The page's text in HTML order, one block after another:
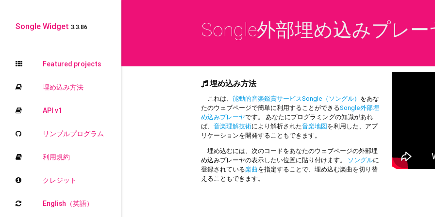
Songle Widget 3.3.86
Featured projects
埋め込み方法
API v1
サンプルプログラム
利用規約
クレジット
English（英語）
Songle外部埋め込みプレー
埋め込み方法
これは、能動的音楽鑑賞サービスSongle（ソングル） をあな
たのウェブページで簡単に利用することができるSongle外部埋
め込みプレーヤです。 あなたにプログラミングの知識があれ
ば、音楽理解技術により解析された音楽地図を利用した、アプ
リケーションを開発することもできます。
埋め込むには、次のコードをあなたのウェブページの外部埋
め込みプレーヤの表示したい位置に貼り付けます。
ソングルに
登録されている楽曲を指定することで、埋め込む楽曲を切り替
えることもできます。